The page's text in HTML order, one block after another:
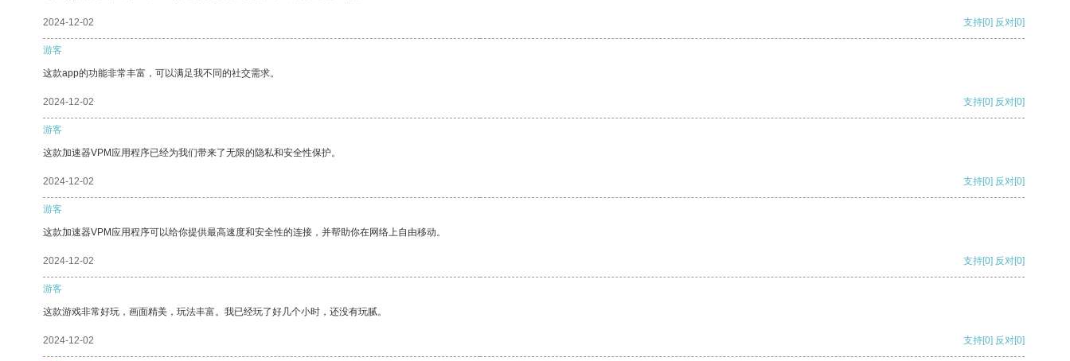
2024-12-02 支持[0] 反对[0]
游客
这款app的功能非常丰富，可以满足我不同的社交需求。
2024-12-02 支持[0] 反对[0]
游客
这款加速器VPM应用程序已经为我们带来了无限的隐私和安全性保护。
2024-12-02 支持[0] 反对[0]
游客
这款加速器VPM应用程序可以给你提供最高速度和安全性的连接，并帮助你在网络上自由移动。
2024-12-02 支持[0] 反对[0]
游客
这款游戏非常好玩，画面精美，玩法丰富。我已经玩了好几个小时，还没有玩腻。
2024-12-02 支持[0] 反对[0]